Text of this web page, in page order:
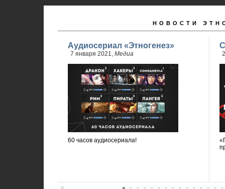
НОВОСТИ
Аудиосериал «Этногенез»
7 января 2021, Медиа
60 часов аудиосериала!